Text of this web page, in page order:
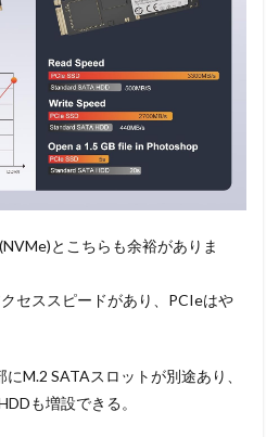
とこちらも余裕がありま
セススピードがあり、PCIeはや
M.2 SATAスロットが別途あり、
も増設できる。